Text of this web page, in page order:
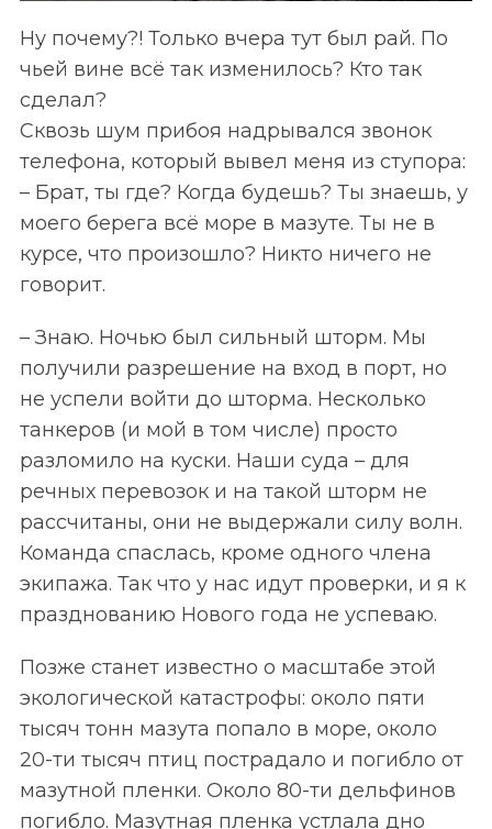
Ну почему?! Только вчера тут был рай. По
чьей вине всё так изменилось? Кто так
сделал?
Сквозь шум прибоя надрывался звонок
телефона, который вывел меня из ступора:
– Брат, ты где? Когда будешь? Ты знаешь, у
моего берега всё море в мазуте. Ты не в
курсе, что произошло? Никто ничего не
говорит.
– Знаю. Ночью был сильный шторм. Мы
получили разрешение на вход в порт, но
не успели войти до шторма. Несколько
танкеров (и мой в том числе) просто
разломило на куски. Наши суда – для
речных перевозок и на такой шторм не
рассчитаны, они не выдержали силу волн.
Команда спаслась, кроме одного члена
экипажа. Так что у нас идут проверки, и я к
празднованию Нового года не успеваю.
Позже станет известно о масштабе этой
экологической катастрофы: около пяти
тысяч тонн мазута попало в море, около
20-ти тысяч птиц пострадало и погибло от
мазутной пленки. Около 80-ти дельфинов
погибло. Мазутная пленка устлала дно